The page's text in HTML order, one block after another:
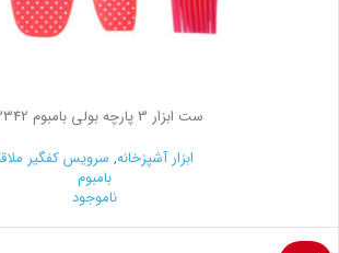
ست ابزار 3 پارچه بولی بامبوم B3342
ابزار آشپزخانه, سرویس کفگیر
بامبوم
ناموجود